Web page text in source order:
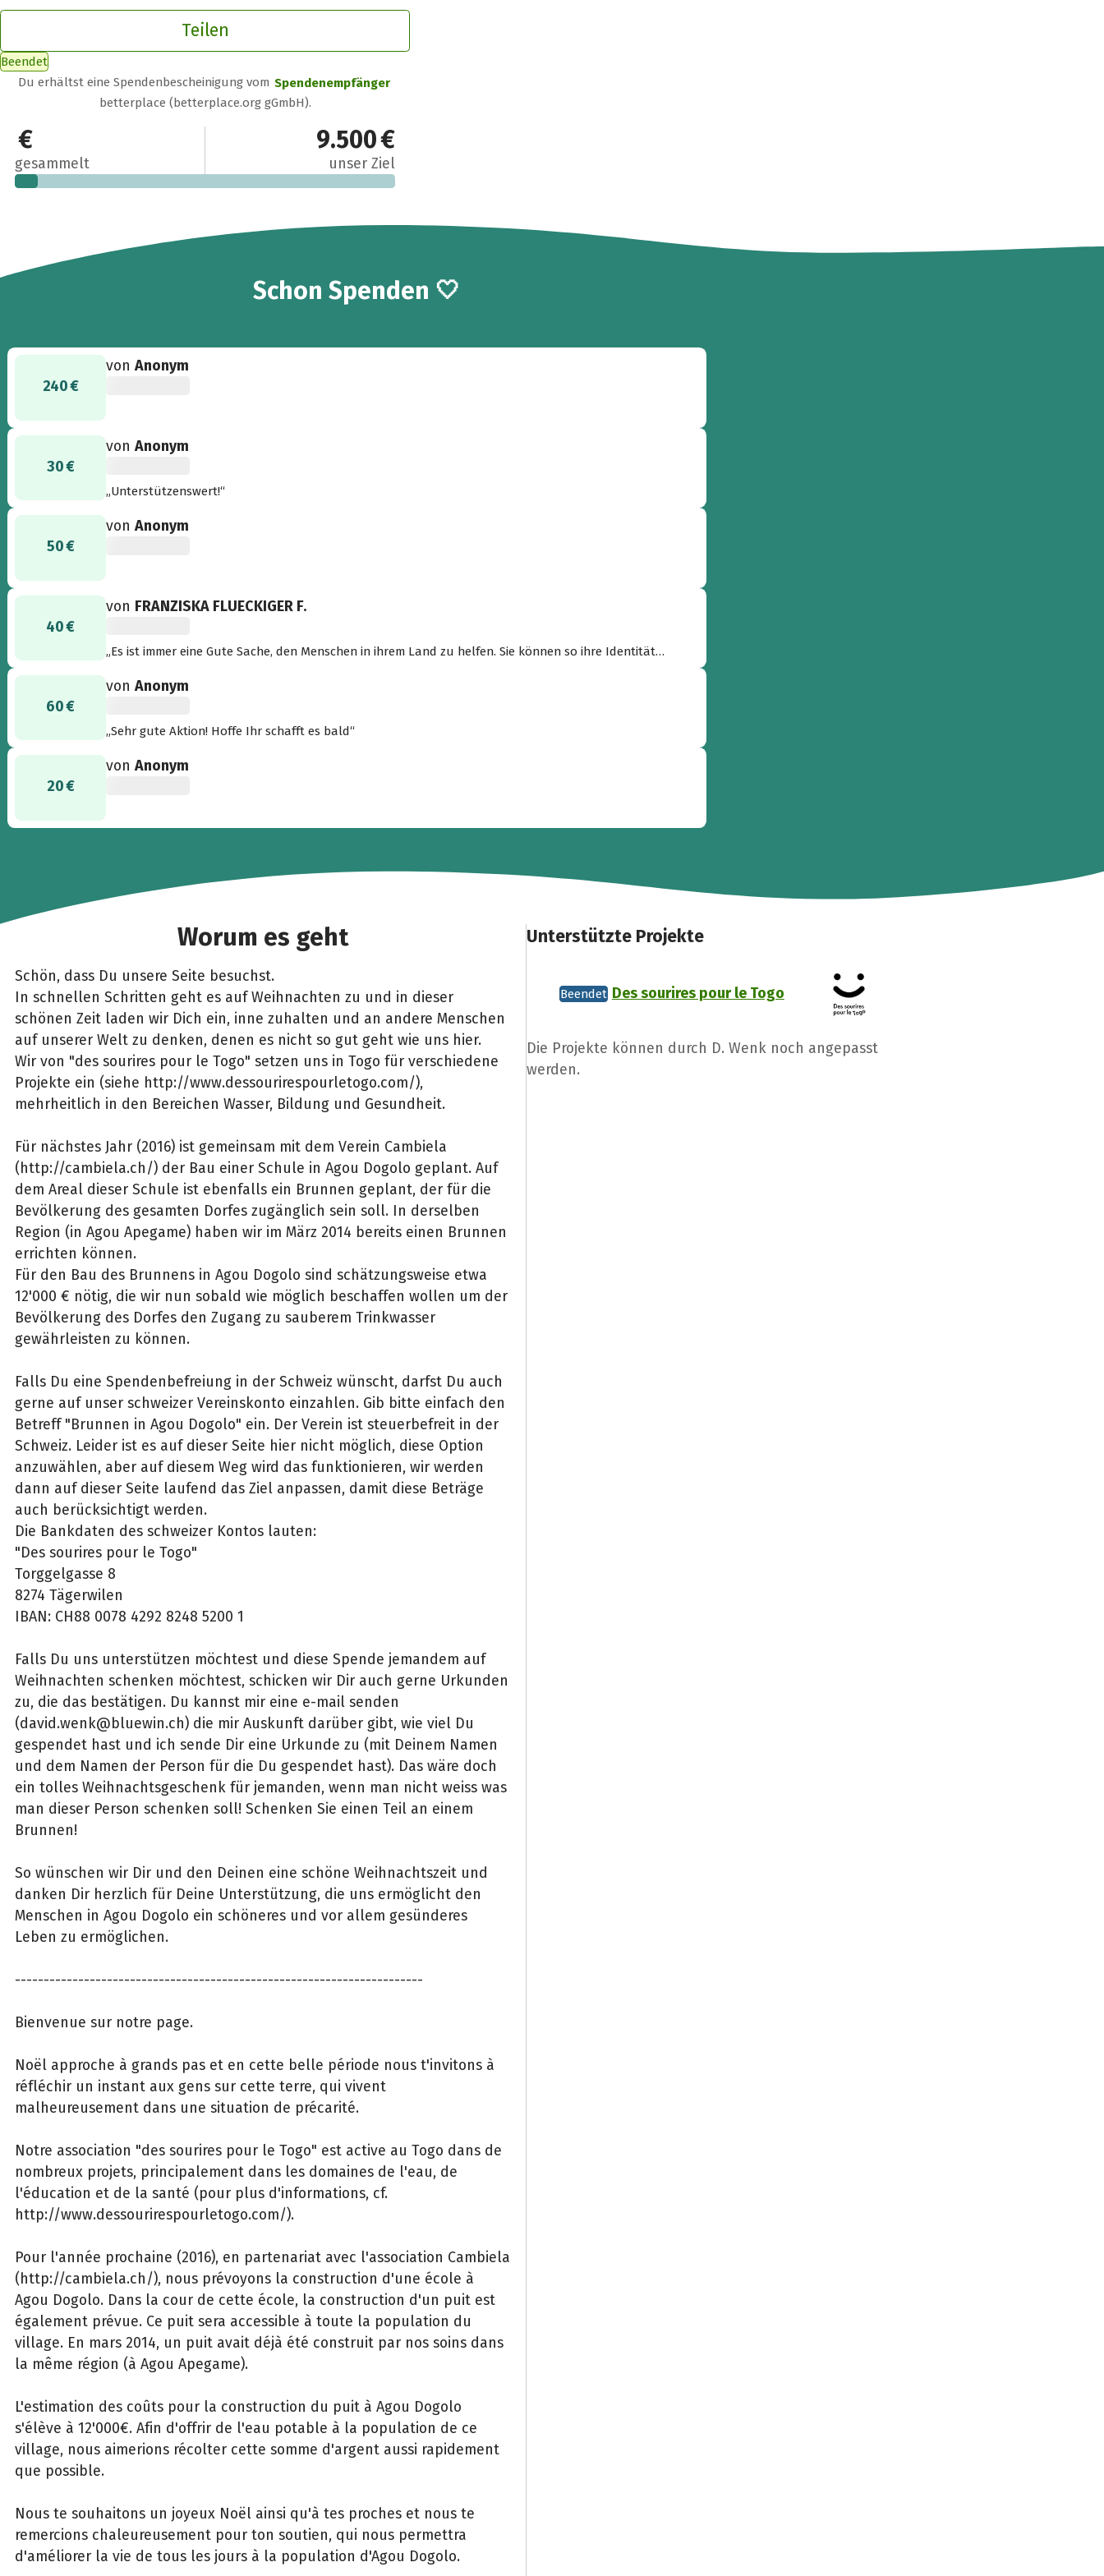
Teilen
Beendet
Du erhältst eine Spendenbescheinigung vom Spendenempfänger
betterplace (betterplace.org gGmbH).
584 €
gesammelt
9.500 €
unser Ziel
Schon8
Spenden 🤍
240 €
vonAnonym
30 €
vonAnonym
„Unterstützenswert!“
50 €
vonAnonym
40 €
von FRANZISKA FLUECKIGER F.
„Es ist immer eine Gute Sache, den Menschen in ihrem Land zu helfen. Sie können so ihre Identität
60 €
vonAnonym
„Sehr gute Aktion! Hoffe Ihr schafft es bald“
20 €
vonAnonym
Worum es geht
Schön, dass Du unsere Seite besuchst.
In schnellen Schritten geht es auf Weihnachten zu und in dieser
schönen Zeit laden wir Dich ein, inne zuhalten und an andere Menschen
auf unserer Welt zu denken, denen es nicht so gut geht wie uns hier.
Wir von "des sourires pour le Togo" setzen uns in Togo für verschiedene
Projekte ein (siehe http://www.dessourirespourletogo.com/),
mehrheitlich in den Bereichen Wasser, Bildung und Gesundheit.
Für nächstes Jahr (2016) ist gemeinsam mit dem Verein Cambiela
(http://cambiela.ch/) der Bau einer Schule in Agou Dogolo geplant. Auf
dem Areal dieser Schule ist ebenfalls ein Brunnen geplant, der für die
Bevölkerung des gesamten Dorfes zugänglich sein soll. In derselben
Region (in Agou Apegame) haben wir im März 2014 bereits einen Brunnen
errichten können.
Für den Bau des Brunnens in Agou Dogolo sind schätzungsweise etwa
12'000 € nötig, die wir nun sobald wie möglich beschaffen wollen um der
Bevölkerung des Dorfes den Zugang zu sauberem Trinkwasser
gewährleisten zu können.
Falls Du eine Spendenbefreiung in der Schweiz wünscht, darfst Du auch
gerne auf unser schweizer Vereinskonto einzahlen. Gib bitte einfach den
Betreff "Brunnen in Agou Dogolo" ein. Der Verein ist steuerbefreit in der
Schweiz. Leider ist es auf dieser Seite hier nicht möglich, diese Option
anzuwählen, aber auf diesem Weg wird das funktionieren, wir werden
dann auf dieser Seite laufend das Ziel anpassen, damit diese Beträge
auch berücksichtigt werden.
Die Bankdaten des schweizer Kontos lauten:
"Des sourires pour le Togo"
Torggelgasse 8
8274 Tägerwilen
IBAN: CH88 0078 4292 8248 5200 1
Falls Du uns unterstützen möchtest und diese Spende jemandem auf
Weihnachten schenken möchtest, schicken wir Dir auch gerne Urkunden
zu, die das bestätigen. Du kannst mir eine e-mail senden
(david.wenk@bluewin.ch) die mir Auskunft darüber gibt, wie viel Du
gespendet hast und ich sende Dir eine Urkunde zu (mit Deinem Namen
und dem Namen der Person für die Du gespendet hast). Das wäre doch
ein tolles Weihnachtsgeschenk für jemanden, wenn man nicht weiss was
man dieser Person schenken soll! Schenken Sie einen Teil an einem
Brunnen!
So wünschen wir Dir und den Deinen eine schöne Weihnachtszeit und
danken Dir herzlich für Deine Unterstützung, die uns ermöglicht den
Menschen in Agou Dogolo ein schöneres und vor allem gesünderes
Leben zu ermöglichen.
-----------------------------------------------------------------------
Bienvenue sur notre page.
Noël approche à grands pas et en cette belle période nous t'invitons à
réfléchir un instant aux gens sur cette terre, qui vivent
malheureusement dans une situation de précarité.
Notre association "des sourires pour le Togo" est active au Togo dans de
nombreux projets, principalement dans les domaines de l'eau, de
l'éducation et de la santé (pour plus d'informations, cf.
http://www.dessourirespourletogo.com/).
Pour l'année prochaine (2016), en partenariat avec l'association Cambiela
(http://cambiela.ch/), nous prévoyons la construction d'une école à
Agou Dogolo. Dans la cour de cette école, la construction d'un puit est
également prévue. Ce puit sera accessible à toute la population du
village. En mars 2014, un puit avait déjà été construit par nos soins dans
la même région (à Agou Apegame).
L'estimation des coûts pour la construction du puit à Agou Dogolo
s'élève à 12'000€. Afin d'offrir de l'eau potable à la population de ce
village, nous aimerions récolter cette somme d'argent aussi rapidement
que possible.
Nous te souhaitons un joyeux Noël ainsi qu'à tes proches et nous te
remercions chaleureusement pour ton soutien, qui nous permettra
d'améliorer la vie de tous les jours à la population d'Agou Dogolo.
Unterstützte Projekte
Beendet Des sourires pour le Togo
Die Projekte können durch D. Wenk noch angepasst
werden.